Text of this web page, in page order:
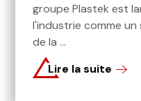
groupe Plastek est
l'industrie comme
de la ...
Lire la suite